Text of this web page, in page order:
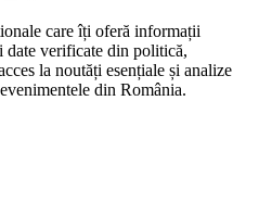
care îți oferă informații
date verificate din politică,
la noutăți esențiale și analize
din România.